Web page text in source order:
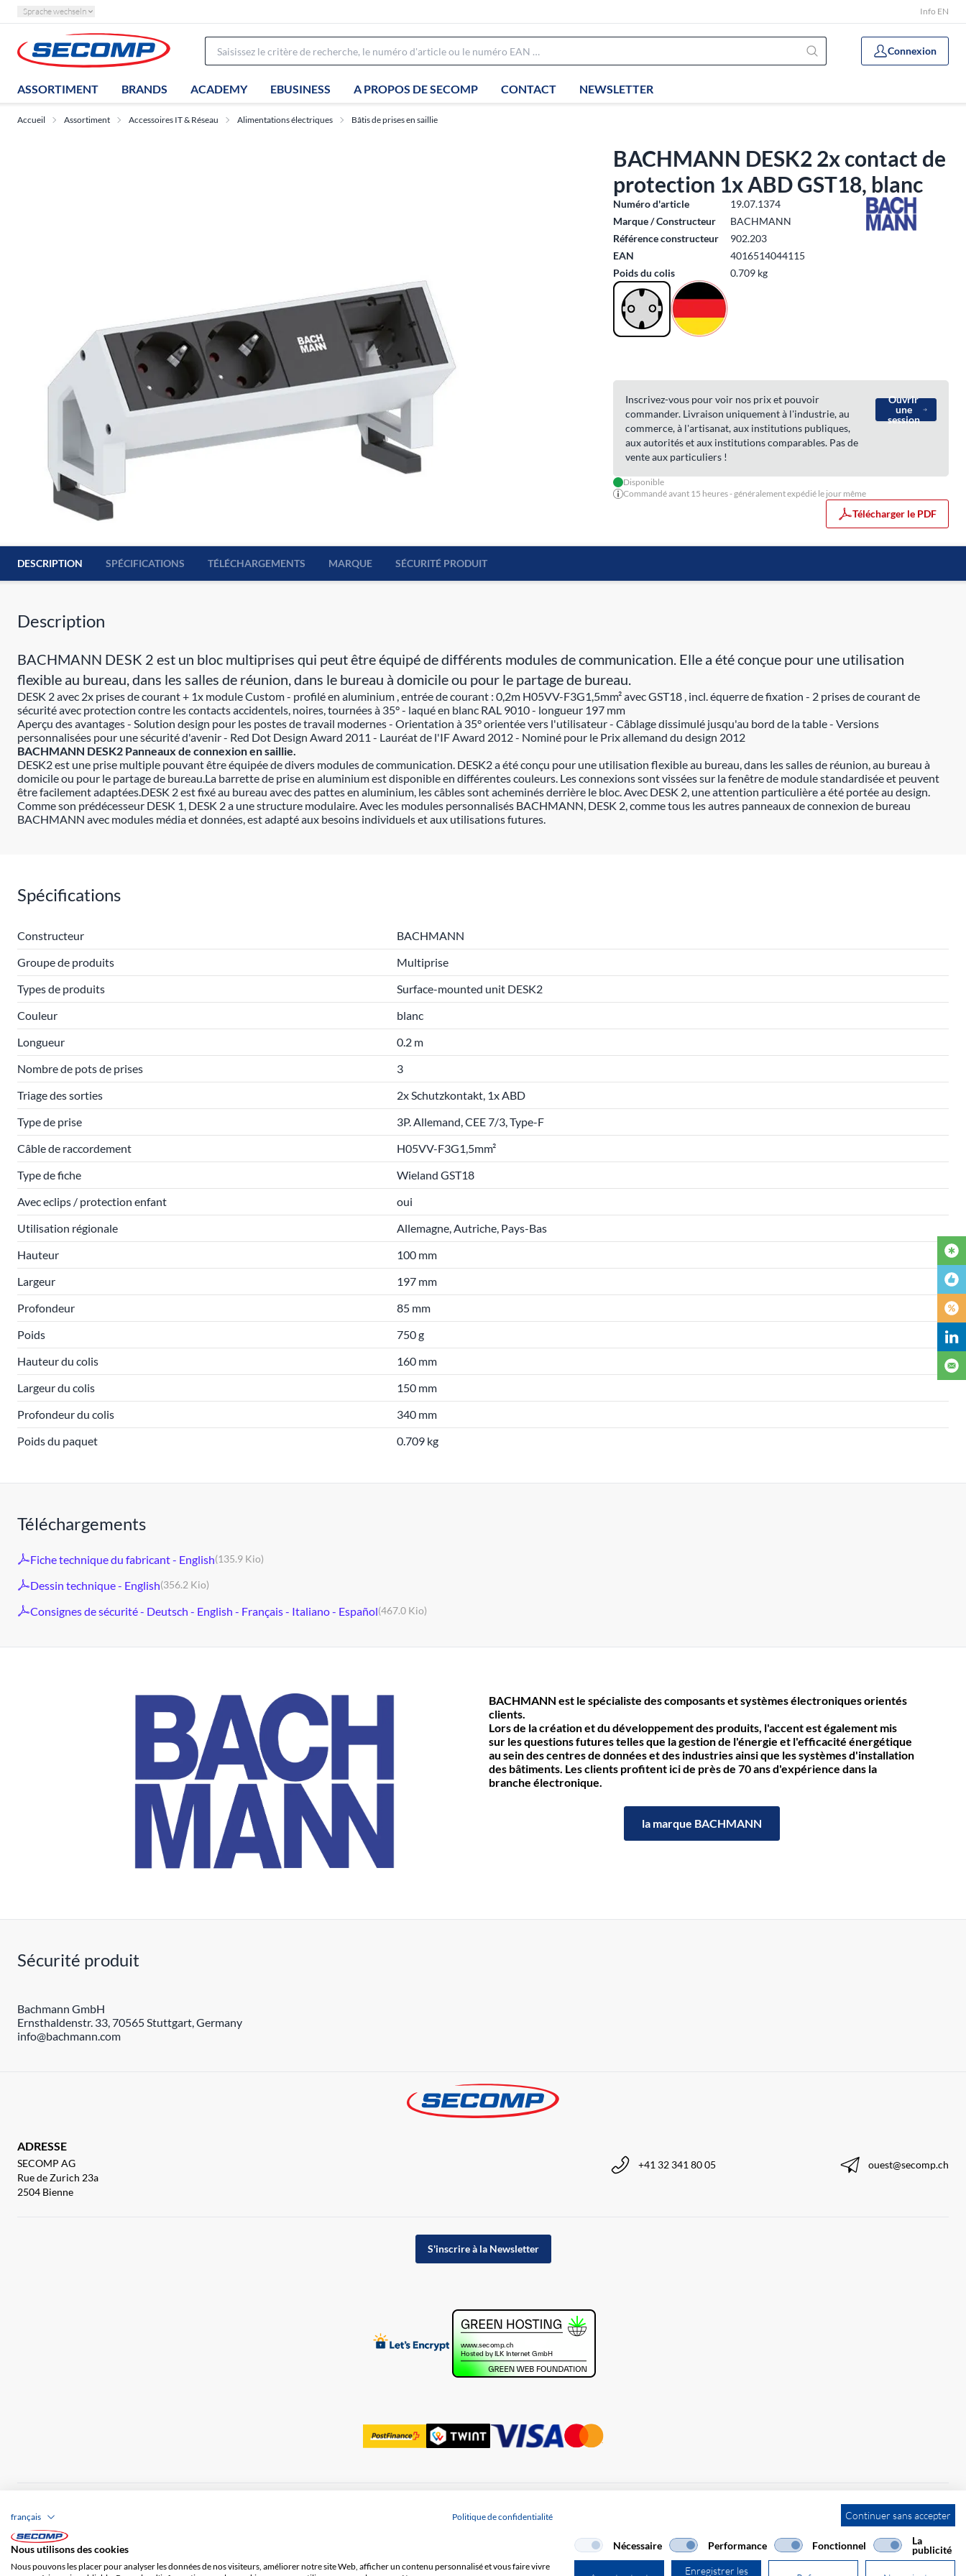
Sprache wechseln Info EN
Connexion
ASSORTIMENT BRANDS ACADEMY EBUSINESS A PROPOS DE SECOMP CONTACT NEWSLETTER
Accueil Assortiment Accessoires IT & Réseau Alimentations électriques Bâtis de prises en saillie
BACHMANN DESK2 2x contact de
protection 1x ABD GST18, blanc
Numéro d'article
19.07.1374
Marque / Constructeur
BACHMANN
Référence constructeur
902.203
EAN
4016514044115
Poids du colis
0.709 kg
Inscrivez-vous pour voir nos prix et pouvoir
commander. Livraison uniquement à l'industrie, au
commerce, à l'artisanat, aux institutions publiques,
aux autorités et aux institutions comparables. Pas de
vente aux particuliers !
Ouvrir
une
session
Disponible
Commandé avant 15 heures - généralement expédié le jour même
Télécharger le PDF
DESCRIPTION SPÉCIFICATIONS TÉLÉCHARGEMENTS MARQUE SÉCURITÉ PRODUIT
Description
BACHMANN DESK 2 est un bloc multiprises qui peut être équipé de différents modules de communication. Elle a été conçue pour une utilisation
flexible au bureau, dans les salles de réunion, dans le bureau à domicile ou pour le partage de bureau.
DESK 2 avec 2x prises de courant + 1x module Custom - profilé en aluminium , entrée de courant : 0,2m H05VV-F3G1,5mm² avec GST18 , incl. équerre de fixation - 2 prises de courant de
sécurité avec protection contre les contacts accidentels, noires, tournées à 35° - laqué en blanc RAL 9010 - longueur 197 mm
Aperçu des avantages - Solution design pour les postes de travail modernes - Orientation à 35° orientée vers l'utilisateur - Câblage dissimulé jusqu'au bord de la table - Versions
personnalisées pour une sécurité d'avenir - Red Dot Design Award 2011 - Lauréat de l'IF Award 2012 - Nominé pour le Prix allemand du design 2012
BACHMANN DESK2 Panneaux de connexion en saillie.
DESK2 est une prise multiple pouvant être équipée de divers modules de communication. DESK2 a été conçu pour une utilisation flexible au bureau, dans les salles de réunion, au bureau à
domicile ou pour le partage de bureau.La barrette de prise en aluminium est disponible en différentes couleurs. Les connexions sont vissées sur la fenêtre de module standardisée et peuvent
être facilement adaptées.DESK 2 est fixé au bureau avec des pattes en aluminium, les câbles sont acheminés derrière le bloc. Avec DESK 2, une attention particulière a été portée au design.
Comme son prédécesseur DESK 1, DESK 2 a une structure modulaire. Avec les modules personnalisés BACHMANN, DESK 2, comme tous les autres panneaux de connexion de bureau
BACHMANN avec modules média et données, est adapté aux besoins individuels et aux utilisations futures.
Spécifications
Constructeur
BACHMANN
Groupe de produits
Multiprise
Types de produits
Surface-mounted unit DESK2
Couleur
blanc
Longueur
0.2 m
Nombre de pots de prises
3
Triage des sorties
2x Schutzkontakt, 1x ABD
Type de prise
3P. Allemand, CEE 7/3, Type-F
Câble de raccordement
H05VV-F3G1,5mm²
Type de fiche
Wieland GST18
Avec eclips / protection enfant
oui
Utilisation régionale
Allemagne, Autriche, Pays-Bas
Hauteur
100 mm
Largeur
197 mm
Profondeur
85 mm
Poids
750 g
Hauteur du colis
160 mm
Largeur du colis
150 mm
Profondeur du colis
340 mm
Poids du paquet
0.709 kg
Téléchargements
Fiche technique du fabricant - English(135.9 Kio)
Dessin technique - English(356.2 Kio)
Consignes de sécurité - Deutsch - English - Français - Italiano - Español(467.0 Kio)
BACHMANN est le spécialiste des composants et systèmes électroniques orientés
clients.
Lors de la création et du développement des produits, l'accent est également mis
sur les questions futures telles que la gestion de l'énergie et l'efficacité énergétique
au sein des centres de données et des industries ainsi que les systèmes d'installation
des bâtiments. Les clients profitent ici de près de 70 ans d'expérience dans la
branche électronique.
la marque BACHMANN
Sécurité produit
Bachmann GmbH
Ernsthaldenstr. 33, 70565 Stuttgart, Germany
info@bachmann.com
ADRESSE
SECOMP AG
Rue de Zurich 23a
2504 Bienne
+41 32 341 80 05 ouest@secomp.ch
S'inscrire à la Newsletter
Frais de port
Continuer sans accepter
français Politique de confidentialité
Nous utilisons des cookies
Nous pouvons les placer pour analyser les données de nos visiteurs, améliorer notre site Web, afficher un contenu personnalisé et vous faire vivre
Nécessaire Performance Fonctionnel La
publicité
Enregistrer les